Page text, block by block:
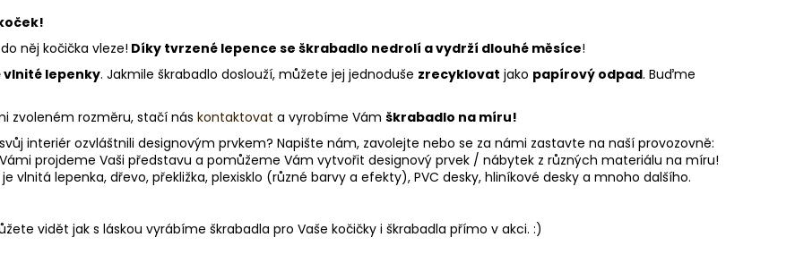
něj kočička vleze! Díky tvrzené lepence se škrabadlo nedrolí a vydrží dlouhé měsíce!
lepenky. Jakmile škrabadlo doslouží, můžete jej jednoduše zrecyklovat jako papírový odpad. Buďme
zvoleném rozměru, stačí nás kontaktovat a vyrobíme Vám škrabadlo na míru!
interiér ozvláštnili designovým prvkem? Napište nám, zavolejte nebo se za námi zastavte na naší provozovně:
Vámi projdeme Vaši představu a pomůžeme Vám vytvořit designový prvek / nábytek z různých materiálu na míru!
lepenka, dřevo, překližka, plexisklo (různé barvy a efekty), PVC desky, hliníkové desky a mnoho dalšího.
vidět jak s láskou vyrábíme škrabadla pro Vaše kočičky i škrabadla přímo v akci. :)